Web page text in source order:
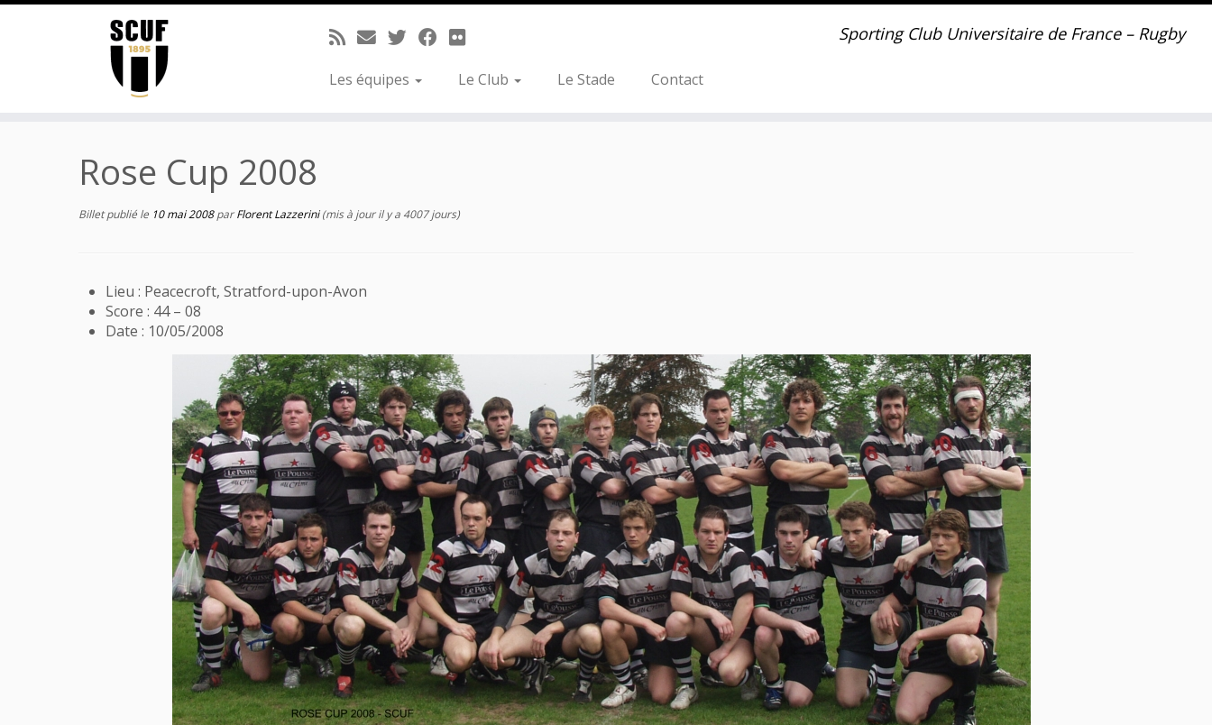
Passer
Sporting Club Universitaire de France – Rugby
Les équipes Le Club Le Stade Contact
Rose Cup 2008
Billet publié le 10 mai 2008 parFlorent Lazzerini(mis à jour il y a 4007 jours)
Lieu : Peacecroft, Stratford-upon-Avon
Score : 44 – 08
Date : 10/05/2008